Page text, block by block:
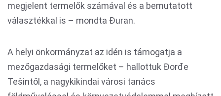
megjelent termelők számával és a bemutatott
választékkal is – mondta Đuran.
A helyi önkormányzat az idén is támogatja a
mezőgazdasági termelőket – hallottuk Đorđe
Tešintől, a nagykikindai városi tanács